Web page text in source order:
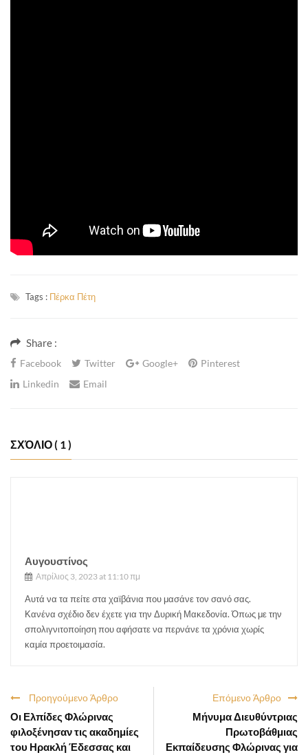
Tags : Πέρκα Πέτη
Share :
Facebook Twitter Google+
Pinterest
Linkedin
Email
ΣΧΌΛΙΟ( 1 )
Αυγουστίνος
Απρίλιος 3, 2023 at 11:10 πμ
Αυτά να τα πείτε στα χαϊβάνια που μασάνε τον σανό σας.
Κανένα σχέδιο δεν έχετε για την Δυρική Μακεδονία. Όπως με την
σπολιγνιτοποίηση που αφήσατε να περνάνε τα χρόνια χωρίς
καμία προετοιμασία.
Επόμενο Άρθρο
Μήνυμα Διευθύντριας
Πρωτοβάθμιας
Εκπαίδευσης Φλώρινας για
Προηγούμενο Άρθρο
Οι Ελπίδες Φλώρινας
φιλοξένησαν τις ακαδημίες
του Ηρακλή Έδεσσας και